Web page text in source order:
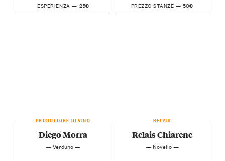
ESPERIENZA — 25€ PREZZO STANZE — 50€
PRODUTTORE DI VINO
Diego Morra
— Verduno —
RELAIS
Relais Chiarene
— Novello —